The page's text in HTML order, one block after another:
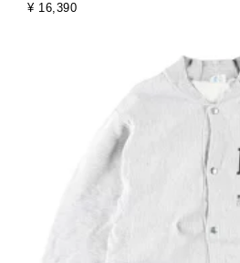
¥ 16,390